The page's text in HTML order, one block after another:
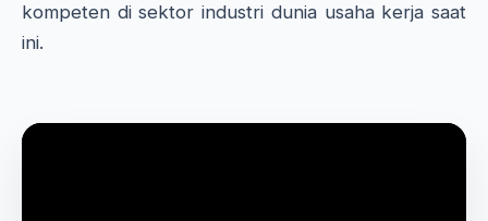
kompeten di sektor industri dunia usaha kerja saat
ini.